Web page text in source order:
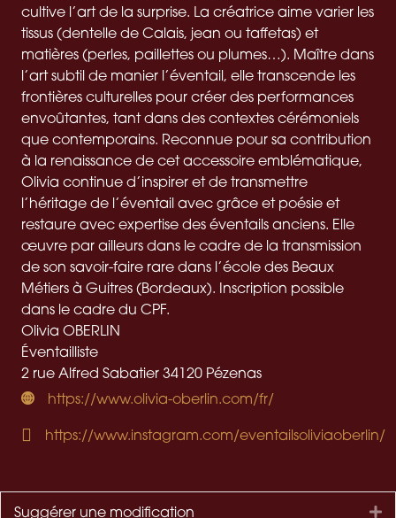
cultive l’art de la surprise. La créatrice aime varier les
tissus (dentelle de Calais, jean ou taffetas) et
matières (perles, paillettes ou plumes…). Maître dans
l’art subtil de manier l’éventail, elle transcende les
frontières culturelles pour créer des performances
envoûtantes, tant dans des contextes cérémoniels
que contemporains. Reconnue pour sa contribution
à la renaissance de cet accessoire emblématique,
Olivia continue d’inspirer et de transmettre
l’héritage de l’éventail avec grâce et poésie et
restaure avec expertise des éventails anciens. Elle
œuvre par ailleurs dans le cadre de la transmission
de son savoir-faire rare dans l’école des Beaux
Métiers à Guitres (Bordeaux). Inscription possible
dans le cadre du CPF.
Olivia OBERLIN
Éventailliste
2 rue Alfred Sabatier 34120 Pézenas
https://www.olivia-oberlin.com/fr/
https://www.instagram.com/eventailsoliviaoberlin/
Suggérer une modification